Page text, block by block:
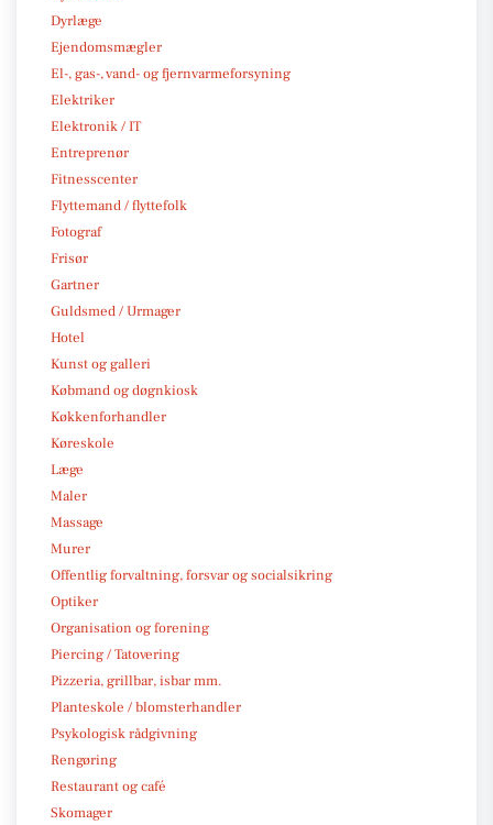
Dyrlæge
Ejendomsmægler
El-, gas-, vand- og fjernvarmeforsyning
Elektriker
Elektronik / IT
Entreprenør
Fitnesscenter
Flyttemand / flyttefolk
Fotograf
Frisør
Gartner
Guldsmed / Urmager
Hotel
Kunst og galleri
Købmand og døgnkiosk
Køkkenforhandler
Køreskole
Læge
Maler
Massage
Murer
Offentlig forvaltning, forsvar og socialsikring
Optiker
Organisation og forening
Piercing / Tatovering
Pizzeria, grillbar, isbar mm.
Planteskole / blomsterhandler
Psykologisk rådgivning
Rengøring
Restaurant og café
Skomager